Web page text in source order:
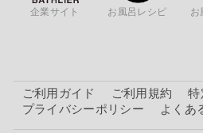
企業サイト お風呂レシピ
お
ご利用ガイド ご利用規約
特
プライバシーポリシー
よくあ